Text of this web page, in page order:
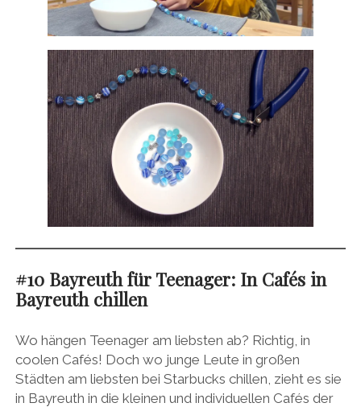
#10 Bayreuth für Teenager: In Cafés in
Bayreuth chillen
Wo hängen Teenager am liebsten ab? Richtig, in
coolen Cafés! Doch wo junge Leute in großen
Städten am liebsten bei Starbucks chillen, zieht es sie
in Bayreuth in die kleinen und individuellen Cafés der